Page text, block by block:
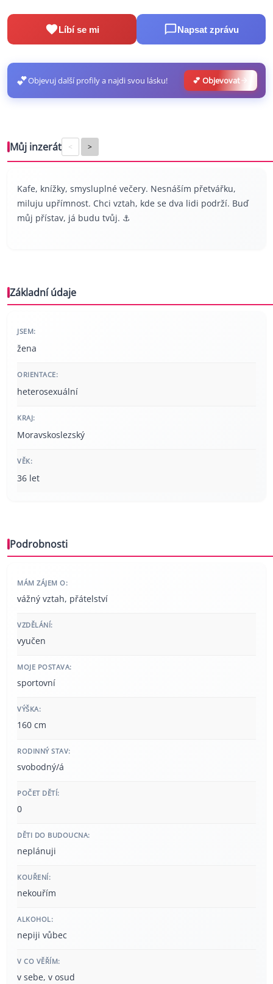
Líbí se mi Napsat zprávu
💕Objevuj další profily a najdi svou lásku! 💕 Objevovat
Můj inzerát < >
Kafe, knížky, smysluplné večery. Nesnáším přetvářku,
miluju upřímnost. Chci vztah, kde se dva lidi podrží. Buď
můj přístav, já budu tvůj. ⚓
Základní údaje
JSEM:
žena
ORIENTACE:
heterosexuální
KRAJ:
Moravskoslezský
VĚK:
36 let
Podrobnosti
MÁM ZÁJEM O:
vážný vztah, přátelství
VZDĚLÁNÍ:
vyučen
MOJE POSTAVA:
sportovní
VÝŠKA:
160 cm
RODINNÝ STAV:
svobodný/á
POČET DĚTÍ:
0
DĚTI DO BUDOUCNA:
neplánuji
KOUŘENÍ:
nekouřím
ALKOHOL:
nepiji vůbec
V CO VĚŘÍM:
v sebe, v osud